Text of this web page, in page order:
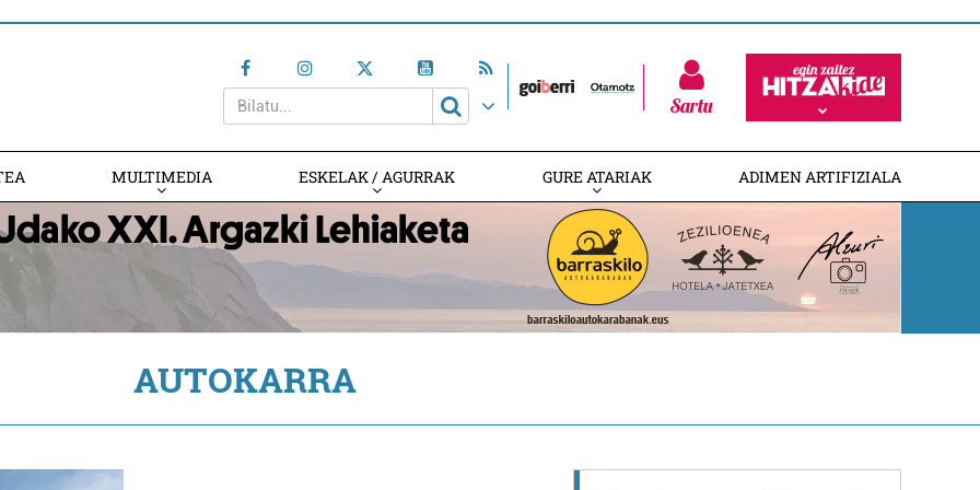
Sartu
MULTIMEDIA ESKELAK / AGURRAK GURE ATARIAK ADIMEN ARTIFIZIALA
AUTOKARRA